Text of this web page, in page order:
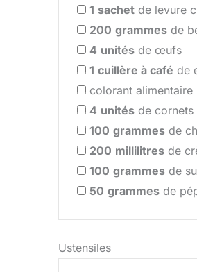
1 sachet de levure
200 grammes de
4 unités de œufs
1 cuillère à café de
colorant alimentaire
4 unités de
100 grammes de
200 millilitres de
100 grammes de
50 grammes de
Ustensiles